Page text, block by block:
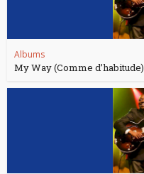
Albums
My Way (Comme d’habitude)